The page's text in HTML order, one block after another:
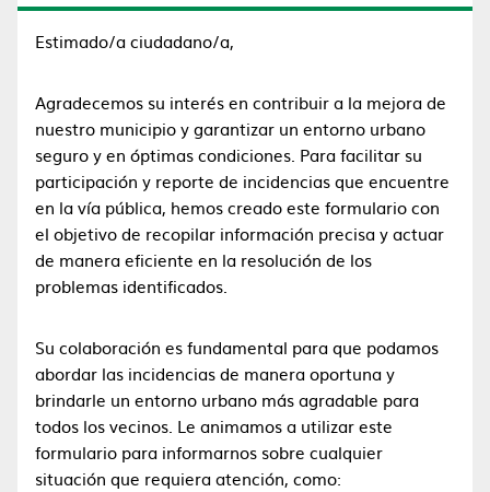
Estimado/a ciudadano/a,
Agradecemos su interés en contribuir a la mejora de
nuestro municipio y garantizar un entorno urbano
seguro y en óptimas condiciones. Para facilitar su
participación y reporte de incidencias que encuentre
en la vía pública, hemos creado este formulario con
el objetivo de recopilar información precisa y actuar
de manera eficiente en la resolución de los
problemas identificados.
Su colaboración es fundamental para que podamos
abordar las incidencias de manera oportuna y
brindarle un entorno urbano más agradable para
todos los vecinos. Le animamos a utilizar este
formulario para informarnos sobre cualquier
situación que requiera atención, como: